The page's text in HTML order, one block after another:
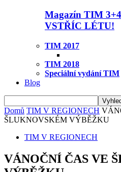
Magazín TIM
VSTŘÍC LÉTU!
TIM 2017
TIM 2018
Speciální vydání TIM
Blog
Domů TIM V REGIONECH
ŠLUKNOVSKÉM VÝBĚŽKU
TIM V REGIONECH
VÁNOČNÍ ČAS VE